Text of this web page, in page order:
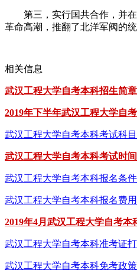
第三，实行国共合作，并在
革命高潮，推翻了北洋军阀的统
相关信息
武汉工程大学自考本科招生简章
2019年下半年武汉工程大学自
武汉工程大学自考本科考试科目
武汉工程大学自考本科考试时间
武汉工程大学自考本科报名条件
武汉工程大学自考本科报名费用
2019年4月武汉工程大学自考本
武汉工程大学自考本科准考证
武汉工程大学自考本科免考政策